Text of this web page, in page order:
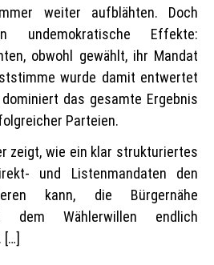
weiter aufblähten. Doch
undemokratische Effekte:
obwohl gewählt, ihr Mandat
wurde damit entwertet
das gesamte Ergebnis
Parteien.
zeigt, wie ein klar strukturiertes
und Listenmandaten den
kann, die Bürgernähe
dem Wählerwillen endlich